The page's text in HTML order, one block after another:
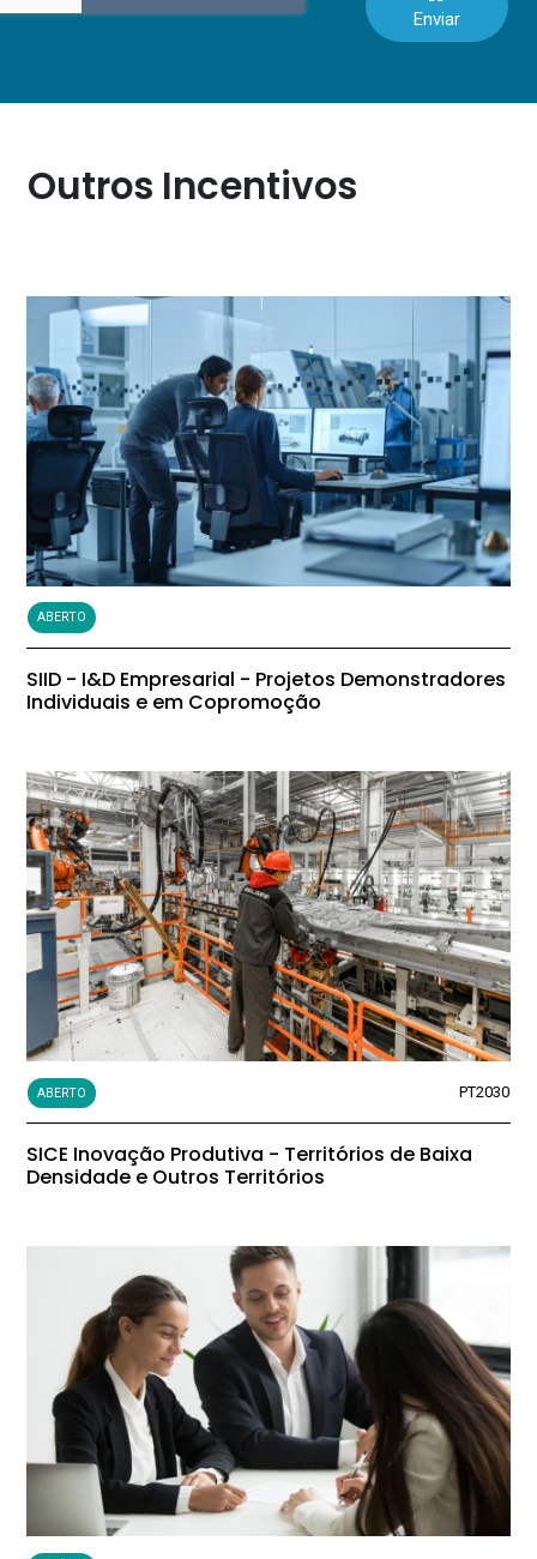
Enviar
Outros Incentivos
ABERTO
SIID - I&D Empresarial - Projetos Demonstradores
Individuais e em Copromoção
ABERTO PT2030
SICE Inovação Produtiva - Territórios de Baixa
Densidade e Outros Territórios